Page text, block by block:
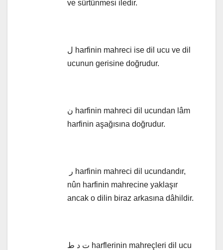
ve sürtünmesi iledir.
ل harfinin mahreci ise dil ucu ve dil
ucunun gerisine doğrudur.
ن harfinin mahreci dil ucundan lâm
harfinin aşağısına doğrudur.
nûn harfinin mahrecine yaklaşır
ancak o dilin biraz arkasına dâhildir.
ت د ط harflerinin mahreçleri dil ucu